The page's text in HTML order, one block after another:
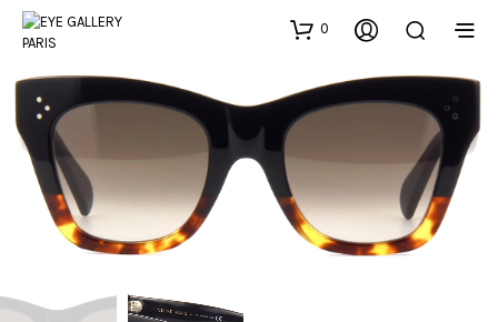
0